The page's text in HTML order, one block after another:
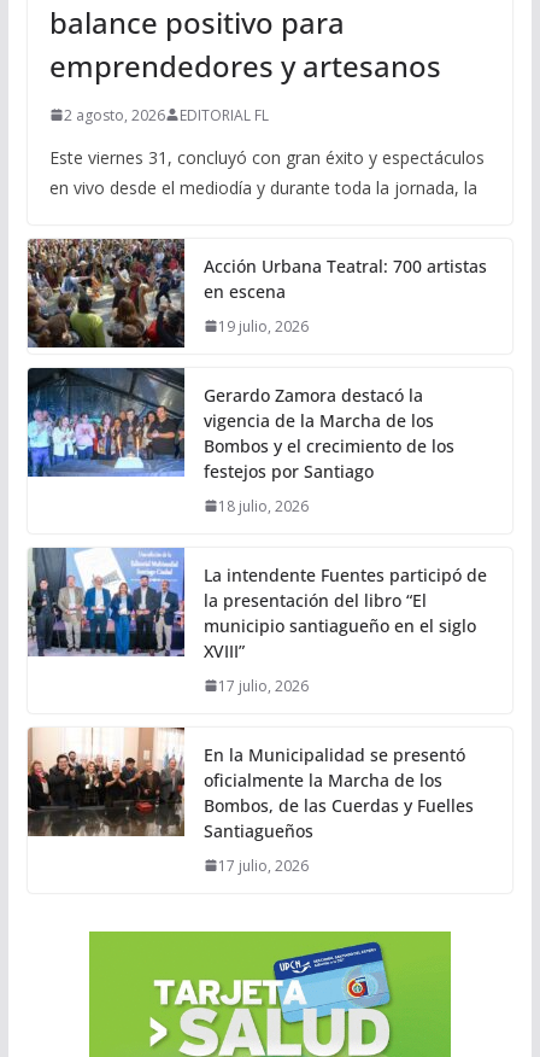
balance positivo para
emprendedores y artesanos
2 agosto, 2026 EDITORIAL FL
Este viernes 31, concluyó con gran éxito y espectáculos
en vivo desde el mediodía y durante toda la jornada, la
Acción Urbana Teatral: 700 artistas
en escena
19 julio, 2026
Gerardo Zamora destacó la
vigencia de la Marcha de los
Bombos y el crecimiento de los
festejos por Santiago
18 julio, 2026
La intendente Fuentes participó de
la presentación del libro “El
municipio santiagueño en el siglo
XVIII”
17 julio, 2026
En la Municipalidad se presentó
oficialmente la Marcha de los
Bombos, de las Cuerdas y Fuelles
Santiagueños
17 julio, 2026